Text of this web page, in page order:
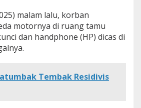
malam lalu, korban
motornya di ruang tamu
dan handphone (HP) dicas di
Tembak Residivis